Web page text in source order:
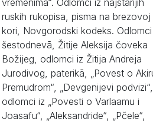
vremenima“. Odlomci iz najstarijih
ruskih rukopisa, pisma na brezovoj
kori, Novgorodski kodeks.
šestodnevā, Žitije Aleksija čoveka
Božijeg, odlomci iz Žitija Andreja
Jurodivog, paterikā, „Povest o
Premudrom“, „Devgenijevi podvizi“,
odlomci iz „Povesti o Varlaamu i
Joasafu“, „Aleksandride“, „Pčele“,